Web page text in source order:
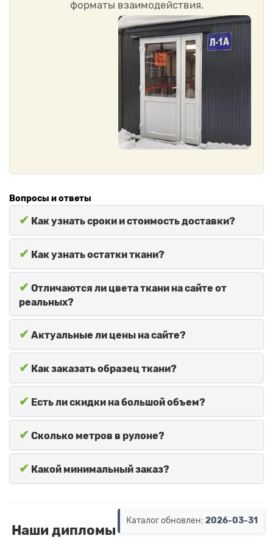
форматы взаимодействия.
Вопросы и ответы
✔ Как узнать сроки и стоимость доставки?
✔ Как узнать остатки ткани?
✔ Отличаются ли цвета ткани на сайте от
реальных?
✔ Актуальные ли цены на сайте?
✔ Как заказать образец ткани?
✔ Есть ли скидки на большой объем?
✔ Сколько метров в рулоне?
✔ Какой минимальный заказ?
Каталог обновлен: 2026-03-31
Наши дипломы